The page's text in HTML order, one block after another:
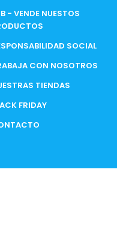
- VENDE NUESTOS
SOCIAL
CON NOSOTROS
TIENDAS
FRIDAY